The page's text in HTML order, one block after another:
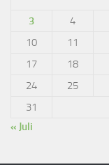
3
4
10
11
17
18
24
25
31
« Juli